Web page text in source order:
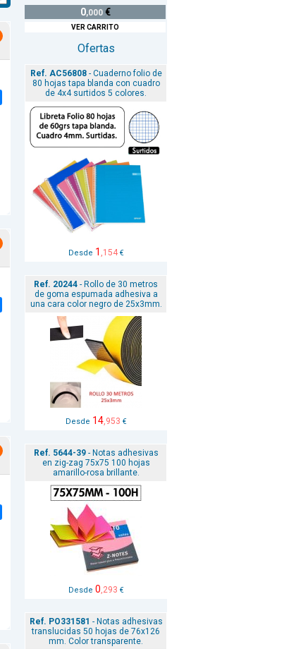
0,000€
VER CARRITO
Ofertas
Ref. AC56808- Cuaderno folio de
80 hojas tapa blanda con cuadro
de 4x4 surtidos 5 colores.
Desde 1 ,154€
Ref. 20244 - Rollo de 30 metros
de goma espumada adhesiva a
una cara color negro de 25x3mm.
Desde 14,953 €
Ref. 5644-39- Notas adhesivas
en zig-zag 75x75 100 hojas
amarillo-rosa brillante.
Desde 0,293 €
Ref. PO331581 - Notas adhesivas
translucidas 50 hojas de 76x126
mm. Color transparente.